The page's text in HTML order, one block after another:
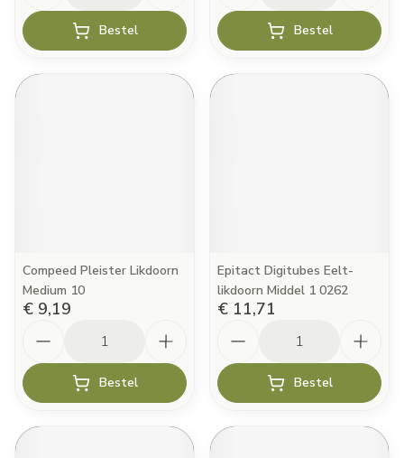
Bestel Bestel
Compeed Pleister Likdoorn
Medium 10
€ 9,19
Bestel
Epitact Digitubes Eelt-
likdoorn Middel 1 0262
€ 11,71
Bestel